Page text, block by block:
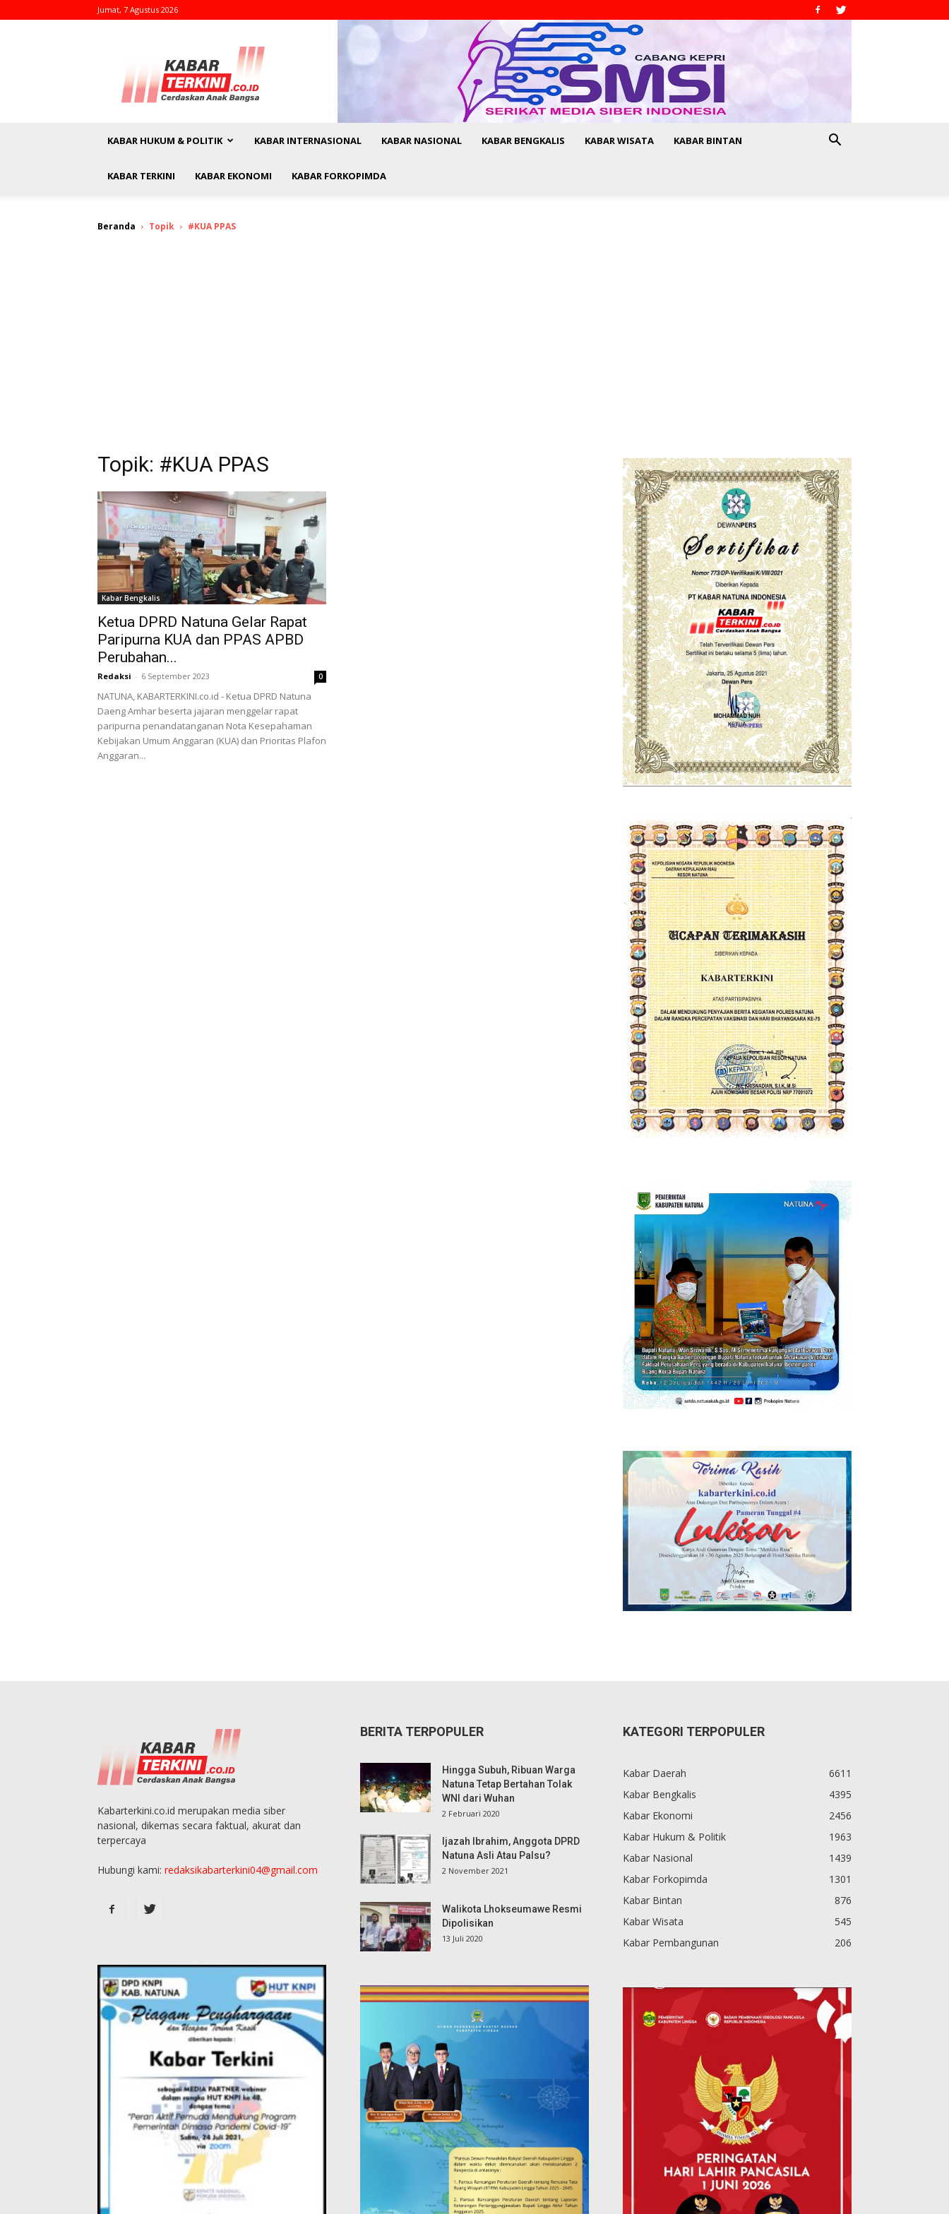
Jumat, 7 Agustus 2026
kabarterkini.co.id
KABAR HUKUM & POLITIK KABAR INTERNASIONAL KABAR NASIONAL KABAR BENGKALIS KABAR WISATA KABAR BINTAN
KABAR TERKINI KABAR EKONOMI KABAR FORKOPIMDA
Beranda Topik #KUA PPAS
Topik: #KUA PPAS
Kabar Bengkalis
Ketua DPRD Natuna Gelar Rapat
Paripurna KUA dan PPAS APBD
Perubahan...
Redaksi - 6 September 2023 0
NATUNA, KABARTERKINI.co.id - Ketua DPRD Natuna
Daeng Amhar beserta jajaran menggelar rapat
paripurna penandatanganan Nota Kesepahaman
Kebijakan Umum Anggaran (KUA) dan Prioritas Plafon
Anggaran...
Kabarterkini.co.id merupakan media siber
nasional, dikemas secara faktual, akurat dan
terpercaya
Hubungi kami: redaksikabarterkini04@gmail.com
BERITA TERPOPULER
Hingga Subuh, Ribuan Warga
Natuna Tetap Bertahan Tolak
WNI dari Wuhan
2 Februari 2020
Ijazah Ibrahim, Anggota DPRD
Natuna Asli Atau Palsu?
2 November 2021
Walikota Lhokseumawe Resmi
Dipolisikan
13 Juli 2020
KATEGORI TERPOPULER
Kabar Daerah
6611
Kabar Bengkalis
4395
Kabar Ekonomi
2456
Kabar Hukum & Politik
1963
Kabar Nasional
1439
Kabar Forkopimda
1301
Kabar Bintan
876
Kabar Wisata
545
Kabar Pembangunan
206